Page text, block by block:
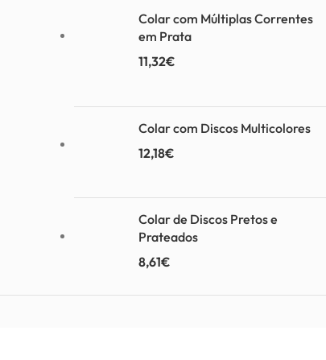
Colar com Múltiplas Correntes
em Prata
11,32€
Colar com Discos Multicolores
12,18€
Colar de Discos Pretos e
Prateados
8,61€